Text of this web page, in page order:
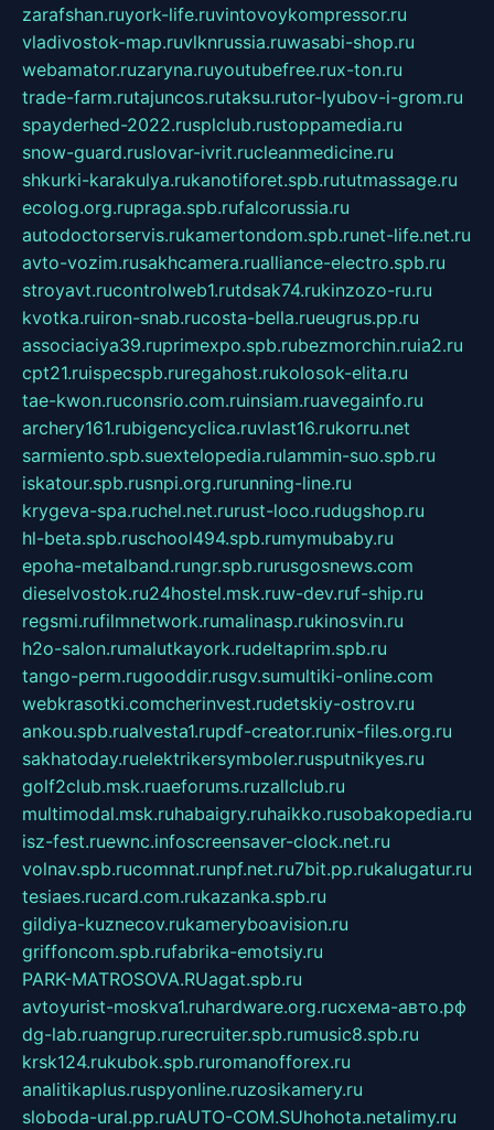
zarafshan.ruyork-life.ruvintovoykompressor.ru
vladivostok-map.ruvlknrussia.ruwasabi-shop.ru
webamator.ruzaryna.ruyoutubefree.rux-ton.ru
trade-farm.rutajuncos.rutaksu.rutor-lyubov-i-grom.ru
spayderhed-2022.rusplclub.rustoppamedia.ru
snow-guard.ruslovar-ivrit.rucleanmedicine.ru
shkurki-karakulya.rukanotiforet.spb.rututmassage.ru
ecolog.org.rupraga.spb.rufalcorussia.ru
autodoctorservis.rukamertondom.spb.runet-life.net.ru
avto-vozim.rusakhcamera.rualliance-electro.spb.ru
stroyavt.rucontrolweb1.rutdsak74.rukinzozo-ru.ru
kvotka.ruiron-snab.rucosta-bella.rueugrus.pp.ru
associaciya39.ruprimexpo.spb.rubezmorchin.ruia2.ru
cpt21.ruispecspb.ruregahost.rukolosok-elita.ru
tae-kwon.ruconsrio.com.ruinsiam.ruavegainfo.ru
archery161.rubigencyclica.ruvlast16.rukorru.net
sarmiento.spb.suextelopedia.rulammin-suo.spb.ru
iskatour.spb.rusnpi.org.rurunning-line.ru
krygeva-spa.ruchel.net.rurust-loco.rudugshop.ru
hl-beta.spb.ruschool494.spb.rumymubaby.ru
epoha-metalband.rungr.spb.rurusgosnews.com
dieselvostok.ru24hostel.msk.ruw-dev.ruf-ship.ru
regsmi.rufilmnetwork.rumalinasp.rukinosvin.ru
h2o-salon.rumalutkayork.rudeltaprim.spb.ru
tango-perm.rugooddir.rusgv.sumultiki-online.com
webkrasotki.comcherinvest.rudetskiy-ostrov.ru
ankou.spb.rualvesta1.rupdf-creator.runix-files.org.ru
sakhatoday.ruelektrikersymboler.rusputnikyes.ru
golf2club.msk.ruaeforums.ruzallclub.ru
multimodal.msk.ruhabaigry.ruhaikko.rusobakopedia.ru
isz-fest.ruewnc.infoscreensaver-clock.net.ru
volnav.spb.rucomnat.runpf.net.ru7bit.pp.rukalugatur.ru
tesiaes.rucard.com.rukazanka.spb.ru
gildiya-kuznecov.rukameryboavision.ru
griffoncom.spb.rufabrika-emotsiy.ru
PARK-MATROSOVA.RUagat.spb.ru
avtoyurist-moskva1.ruhardware.org.ruсхема-авто.рф
dg-lab.ruangrup.rurecruiter.spb.rumusic8.spb.ru
krsk124.rukubok.spb.ruromanofforex.ru
analitikaplus.ruspyonline.ruzosikamery.ru
sloboda-ural.pp.ruAUTO-COM.SUhohota.netalimy.ru